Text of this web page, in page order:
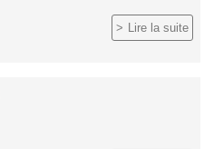
Lire la suite